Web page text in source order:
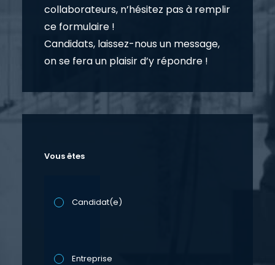
collaborateurs, n’hésitez pas à remplir
ce formulaire !
Candidats, laissez-nous un message,
on se fera un plaisir d’y répondre !
Vous êtes
Candidat(e)
Entreprise